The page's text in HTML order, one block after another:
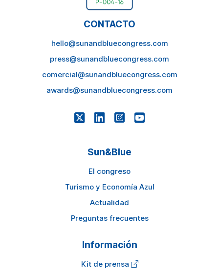
CONTACTO
hello@sunandbluecongress.com
press@sunandbluecongress.com
comercial@sunandbluecongress.com
awards@sunandbluecongress.com
Sun&Blue
El congreso
Turismo y Economía Azul
Actualidad
Preguntas frecuentes
Información
Kit de prensa